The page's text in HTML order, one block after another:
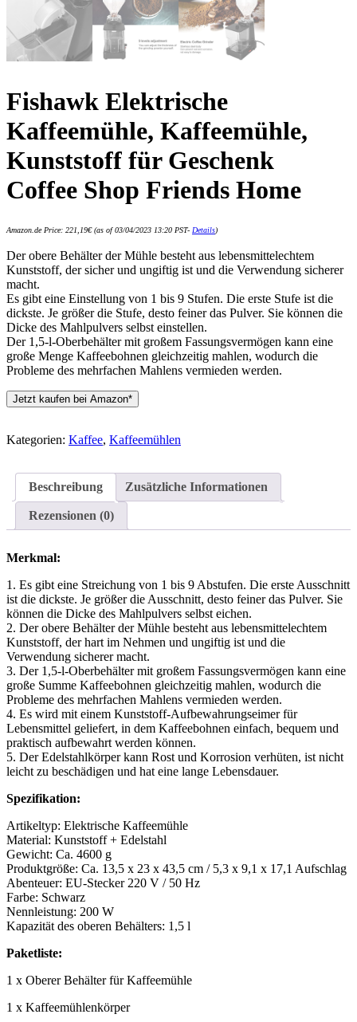
Fishawk Elektrische
Kaffeemühle, Kaffeemühle,
Kunststoff für Geschenk
Coffee Shop Friends Home
Amazon.de Price: 221,19€(as of 03/04/2023 13:20 PST- Details)
Der obere Behälter der Mühle besteht aus lebensmittelechtem
Kunststoff, der sicher und ungiftig ist und die Verwendung sicherer
macht.
Es gibt eine Einstellung von 1 bis 9 Stufen. Die erste Stufe ist die
dickste. Je größer die Stufe, desto feiner das Pulver. Sie können die
Dicke des Mahlpulvers selbst einstellen.
Der 1,5-l-Oberbehälter mit großem Fassungsvermögen kann eine
große Menge Kaffeebohnen gleichzeitig mahlen, wodurch die
Probleme des mehrfachen Mahlens vermieden werden.
Jetzt kaufen bei Amazon*
Kategorien: Kaffee, Kaffeemühlen
Beschreibung Zusätzliche Informationen
Rezensionen (0)
Merkmal:
1. Es gibt eine Streichung von 1 bis 9 Abstufen. Die erste Ausschnitt
ist die dickste. Je größer die Ausschnitt, desto feiner das Pulver. Sie
können die Dicke des Mahlpulvers selbst eichen.
2. Der obere Behälter der Mühle besteht aus lebensmittelechtem
Kunststoff, der hart im Nehmen und ungiftig ist und die
Verwendung sicherer macht.
3. Der 1,5-l-Oberbehälter mit großem Fassungsvermögen kann eine
große Summe Kaffeebohnen gleichzeitig mahlen, wodurch die
Probleme des mehrfachen Mahlens vermieden werden.
4. Es wird mit einem Kunststoff-Aufbewahrungseimer für
Lebensmittel geliefert, in dem Kaffeebohnen einfach, bequem und
praktisch aufbewahrt werden können.
5. Der Edelstahlkörper kann Rost und Korrosion verhüten, ist nicht
leicht zu beschädigen und hat eine lange Lebensdauer.
Spezifikation:
Artikeltyp: Elektrische Kaffeemühle
Material: Kunststoff + Edelstahl
Gewicht: Ca. 4600 g
Produktgröße: Ca. 13,5 x 23 x 43,5 cm / 5,3 x 9,1 x 17,1 Aufschlag
Abenteuer: EU-Stecker 220 V / 50 Hz
Farbe: Schwarz
Nennleistung: 200 W
Kapazität des oberen Behälters: 1,5 l
Paketliste:
1 x Oberer Behälter für Kaffeemühle
1 x Kaffeemühlenkörper